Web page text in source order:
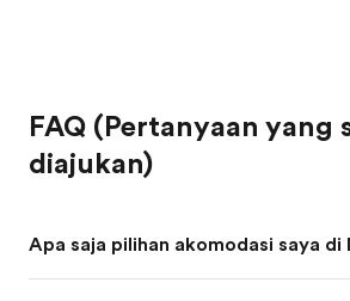
FAQ (Pertanyaan yang
diajukan)
Apa saja pilihan akomodasi saya di